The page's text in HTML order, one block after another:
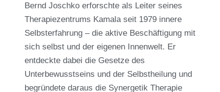
Bernd Joschko erforschte als Leiter seines
Therapiezentrums Kamala seit 1979 innere
Selbsterfahrung – die aktive Beschäftigung mit
sich selbst und der eigenen Innenwelt. Er
entdeckte dabei die Gesetze des
Unterbewusstseins und der Selbstheilung und
begründete daraus die Synergetik Therapie